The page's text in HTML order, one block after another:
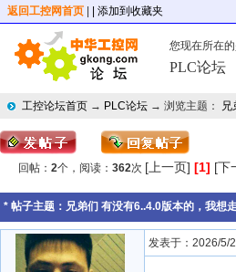
返回工控网首页 | 添加到收藏夹
您现在所在的
PLC论坛
工控论坛首页 → PLC论坛 → 浏览主题： 兄
回帖： 2个，阅读： 362次 [上一页] [1] [下
* 帖子主题： 兄弟们 有没有6..4.0版本的，我想
发表于：2026/5/